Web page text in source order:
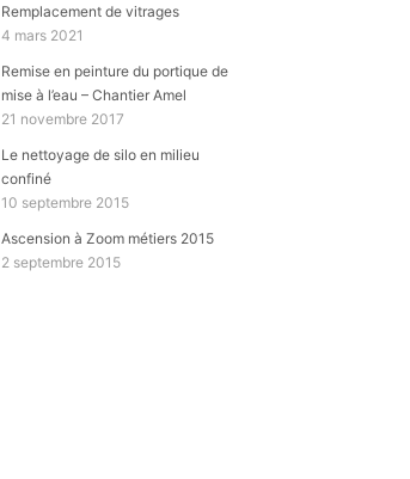
Remplacement de vitrages
4 mars 2021
Remise en peinture du portique de
mise à l’eau – Chantier Amel
21 novembre 2017
Le nettoyage de silo en milieu
confiné
10 septembre 2015
Ascension à Zoom métiers 2015
2 septembre 2015